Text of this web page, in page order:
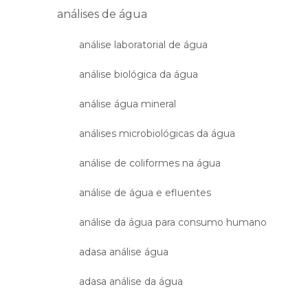
análises de água
análise laboratorial de água
análise biológica da água
análise água mineral
análises microbiológicas da água
análise de coliformes na água
análise de água e efluentes
análise da água para consumo humano
adasa análise água
adasa análise da água